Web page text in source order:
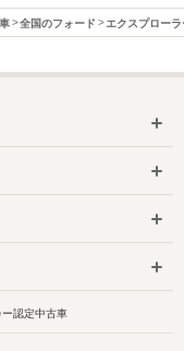
全国のフォード エクスプロー
ー認定中古車